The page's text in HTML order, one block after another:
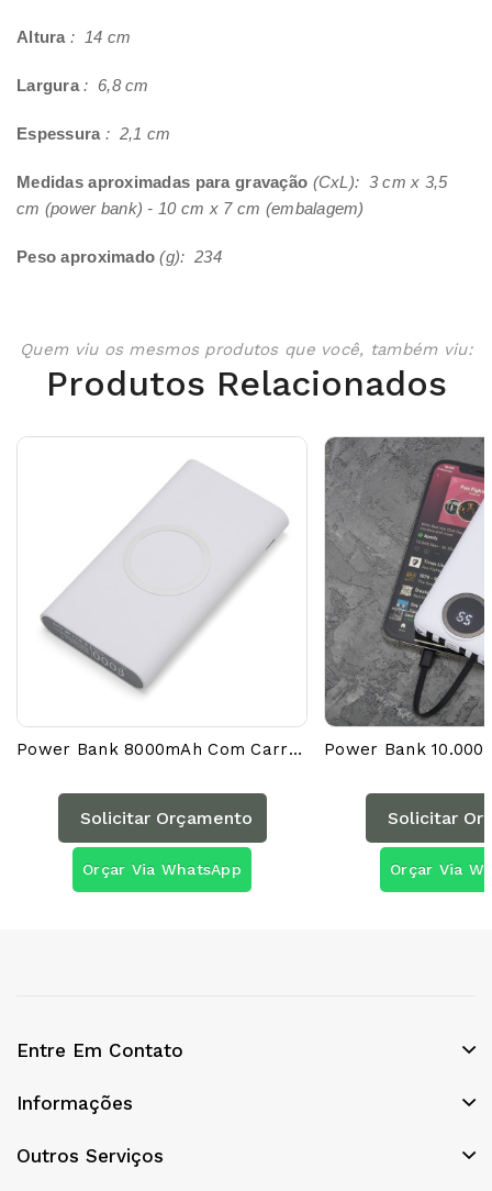
Altura : 14 cm
Largura: 6,8 cm
Espessura : 2,1 cm
Medidas aproximadas para gravação (CxL): 3 cm x 3,5
cm (power bank) - 10 cm x 7 cm (embalagem)
Peso aproximado (g): 234
Quem viu os mesmos produtos que você, também viu:
Produtos Relacionados
Power Bank 8000mAh Com Carregamento Via Indução Ou Via Cabo 04050AG
Solicitar Orçamento
Orçar Via WhatsApp
Solicitar
Orçar Via
Entre Em Contato
Informações
Outros Serviços